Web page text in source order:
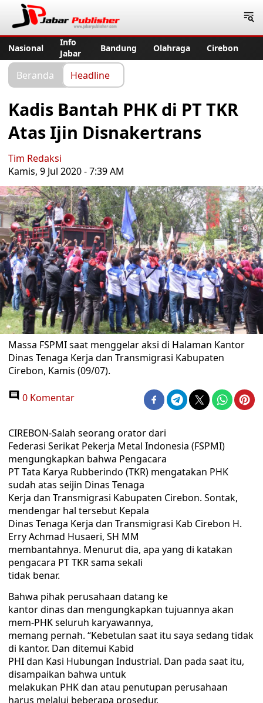
Nasional
Info
Jabar
Bandung Olahraga Cirebon
Beranda Headline
Kadis Bantah PHK di PT TKR
Atas Ijin Disnakertrans
Tim Redaksi
Kamis, 9 Jul 2020 - 7:39 AM
Massa FSPMI saat menggelar aksi di Halaman Kantor
Dinas Tenaga Kerja dan Transmigrasi Kabupaten
Cirebon, Kamis (09/07).
0 Komentar
CIREBON-Salah seorang orator dari
Federasi Serikat Pekerja Metal Indonesia (FSPMI)
mengungkapkan bahwa Pengacara
PT Tata Karya Rubberindo (TKR) mengatakan PHK
sudah atas seijin Dinas Tenaga
Kerja dan Transmigrasi Kabupaten Cirebon. Sontak,
mendengar hal tersebut Kepala
Dinas Tenaga Kerja dan Transmigrasi Kab Cirebon H.
Erry Achmad Husaeri, SH MM
membantahnya. Menurut dia, apa yang di katakan
pengacara PT TKR sama sekali
tidak benar.
Bahwa pihak perusahaan datang ke
kantor dinas dan mengungkapkan tujuannya akan
mem-PHK seluruh karyawannya,
memang pernah. “Kebetulan saat itu saya sedang tidak
di kantor. Dan ditemui Kabid
PHI dan Kasi Hubungan Industrial. Dan pada saat itu,
disampaikan bahwa untuk
melakukan PHK dan atau penutupan perusahaan
harus melalui beberapa prosedur.